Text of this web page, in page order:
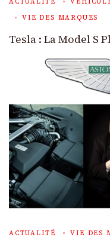
VIE DES MARQUES
Tesla : La Model S
ACTUALITÉ VIE DES